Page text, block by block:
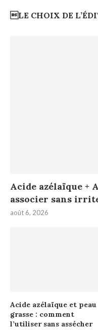
LE CHOIX DE
Acide azélaïque +
associer sans
août 6, 2026
Acide azélaïque et peau
grasse : comment
l’utiliser sans assécher